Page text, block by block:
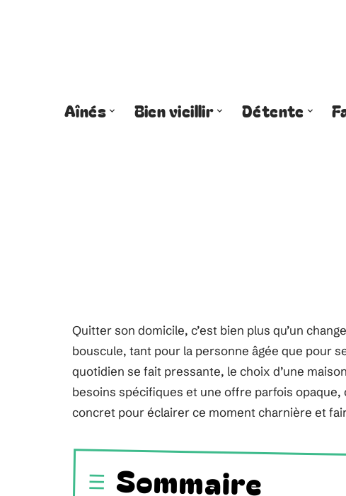
Aînés Bien vieillir Détente
Quitter son domicile, c’est bien plus qu’un
bouscule, tant pour la personne âgée que pour
quotidien se fait pressante, le choix d’une
besoins spécifiques et une offre parfois
concret pour éclairer ce moment charnière et
Sommaire